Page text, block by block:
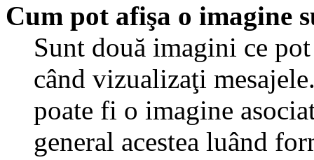
Cum pot afişa o imagine
Sunt două imagini ce
când vizualizaţi
poate fi o imagine
general acestea luând